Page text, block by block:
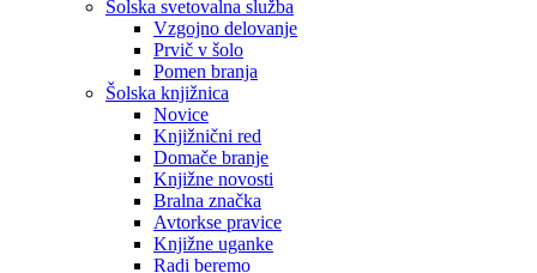
Šolska svetovalna služba
Vzgojno delovanje
Prvič v šolo
Pomen branja
Šolska knjižnica
Novice
Knjižnični red
Domače branje
Knjižne novosti
Bralna značka
Avtorkse pravice
Knjižne uganke
Radi beremo